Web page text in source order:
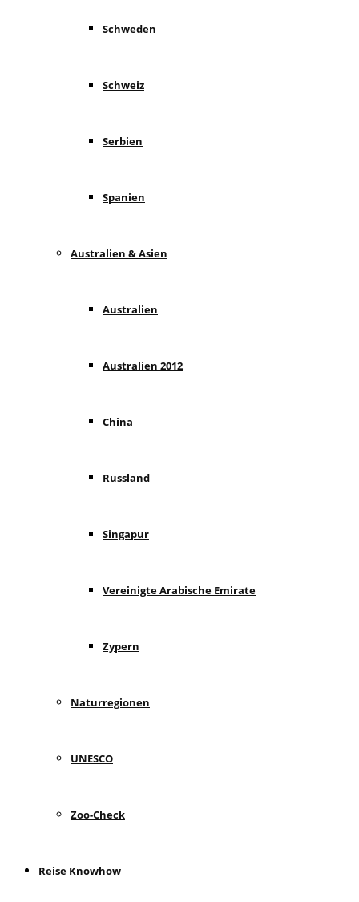
Schweden
Schweiz
Serbien
Spanien
Australien & Asien
Australien
Australien 2012
China
Russland
Singapur
Vereinigte Arabische Emirate
Zypern
Naturregionen
UNESCO
Zoo-Check
Reise Knowhow